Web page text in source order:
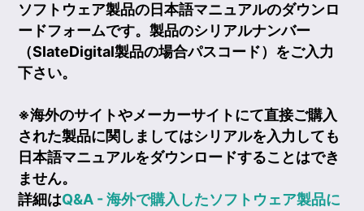
ソフトウェア製品の日本語マニュアルのダウンロ
ードフォームです。製品のシリアルナンバー
（SlateDigital製品の場合パスコード）をご入力
下さい。
※海外のサイトやメーカーサイトにて直接ご購入
された製品に関しましてはシリアルを入力しても
日本語マニュアルをダウンロードすることはでき
ません。
詳細はQ&A - 海外で購入したソフトウェア製品に